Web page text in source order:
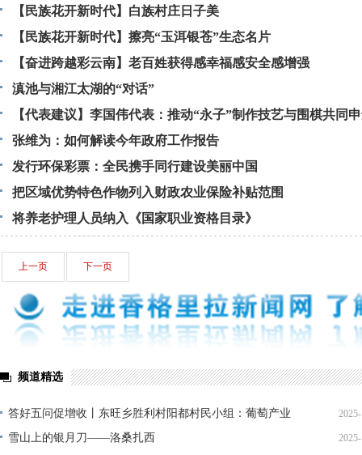
【民族花开新时代】白族村庄日子美
【民族花开新时代】擦亮“玉洱银苍”生态名片
【奋进跨越彩云南】老百姓获得感幸福感安全感增强
滇池与湘江太湖的“对话”
【代表建议】李国伟代表：推动“永子”制作技艺与围棋共同
张维为：如何解读今年政府工作报告
发行环保彩票：全民携手同行建设美丽中国
把区域优势特色作物列入财政农业保险补贴范围
将养老护理人员纳入《国家职业资格目录》
上一页 下一页
频道精选
答好五问促增收丨东旺乡胜利村阳都村民小组：葡萄产业
铺就“甜蜜”增收路
雪山上的银月刀——洛桑扎西